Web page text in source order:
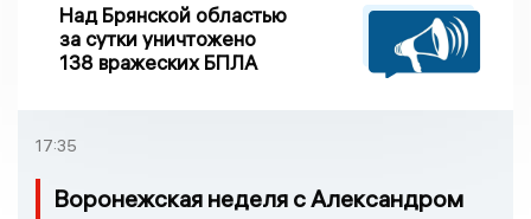
Над Брянской областью
за сутки уничтожено
138 вражеских БПЛА
17:35
Воронежская неделя с Александром